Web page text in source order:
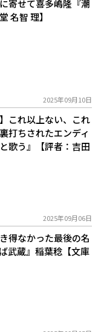
寄せて――喜多嶋隆『潮
名智 理】
2025年09月10日
これ以上ない、これ
打ちされたエンディ
歌う』【評者：吉田
2025年09月06日
得なかった最後の名
武蔵』稲葉稔【文庫